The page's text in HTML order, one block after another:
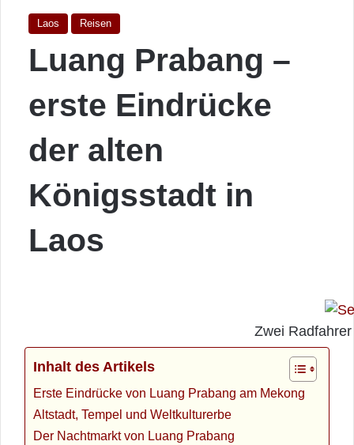
Laos Reisen
Luang Prabang –
erste Eindrücke
der alten
Königsstadt in
Laos
Zwei
Inhalt des Artikels
Erste Eindrücke von Luang Prabang am Mekong
Altstadt, Tempel und Weltkulturerbe
Der Nachtmarkt von Luang Prabang